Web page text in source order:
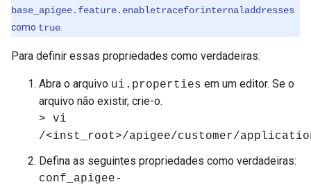
base_apigee.feature.enabletraceforinternaladdresses
como true
Para definir essas propriedades como verdadeiras:
Abra o arquivo ui.properties em um editor. Se o
arquivo não existir, crie-o.
> vi
/<inst_root>/apigee/customer/
Defina as seguintes propriedades como verdadeiras:
conf_apigee-